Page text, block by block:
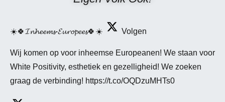
☀️🍀𝓘𝓷𝓱𝓮𝓮𝓶𝓼-𝓔𝓾𝓻𝓸𝓹𝓮𝓮𝓼🍀☀️ Volgen
Wij komen op voor inheemse Europeanen! We staan voor
White Positivity, esthetiek en gezelligheid! We zoeken
graag de verbinding! https://t.co/OQDzuMHTs0